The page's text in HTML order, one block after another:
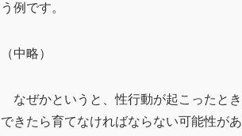
う例です。
（中略）
なぜかというと、性行動が起こったと
できたら育てなければならない可能性が